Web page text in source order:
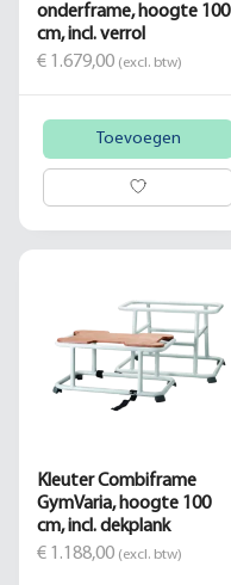
onderframe, hoogte 100
cm, incl. verrol
€ 1.679,00 (excl. btw)
Toevoegen
Kleuter Combiframe
GymVaria, hoogte 100
cm, incl. dekplank
€ 1.188,00 (excl. btw)